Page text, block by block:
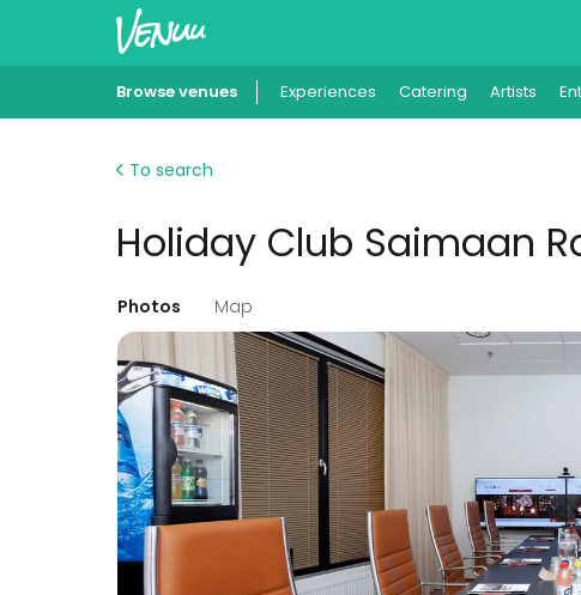
Browse venues Experiences Catering Artists
To search
Holiday Club Saimaan
Photos Map